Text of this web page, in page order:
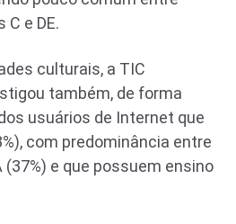
e DE.
culturais, a TIC
também, de forma
usuários de Internet que
com predominância entre
e que possuem ensino